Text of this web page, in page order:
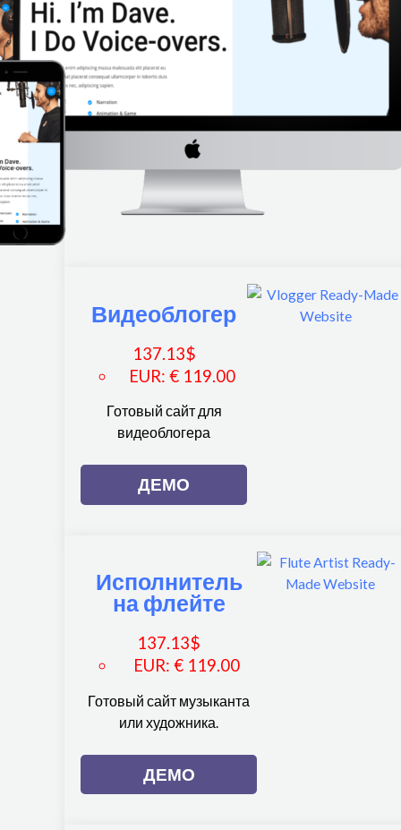
Видеоблогер
137.13$
EUR: € 119.00
Готовый сайт для
видеоблогера
ДЕМО
Исполнитель
на флейте
137.13$
EUR:€ 119.00
Готовый сайт музыканта
или художника.
ДЕМО